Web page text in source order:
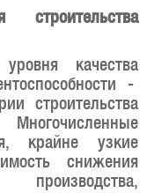
качества
-
строительства
крайне узкие
снижения
производства,